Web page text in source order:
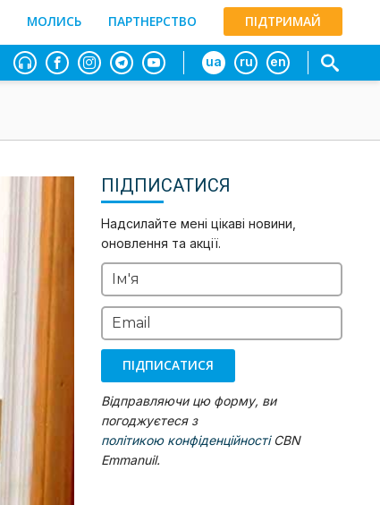
МОЛИСЬ ПАРТНЕРСТВО ПІДТРИМАЙ
ua ru en
ПІДПИСАТИСЯ
Надсилайте мені цікаві новини,
оновлення та акції.
Ім'я
Email
ПІДПИСАТИСЯ
Відправляючи цю форму, ви
погоджуєтеся з
політикою конфіденційностіCBN
Emmanuil.